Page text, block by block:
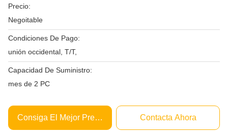
Precio:
Negoitable
Condiciones De Pago:
unión occidental, T/T,
Capacidad De Suministro:
mes de 2 PC
Consiga El Mejor Precio Contacta Ahora